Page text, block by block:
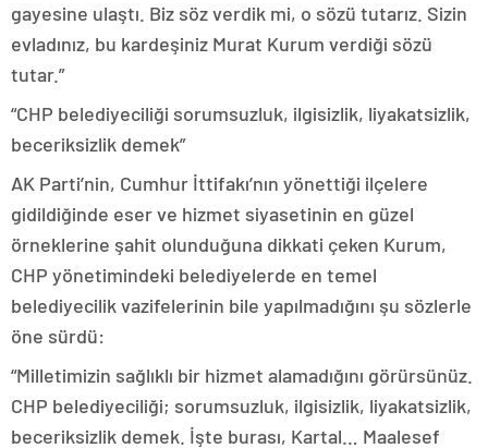
gayesine ulaştı. Biz söz verdik mi, o sözü tutarız. Sizin
evladınız, bu kardeşiniz Murat Kurum verdiği sözü
tutar.”
“CHP belediyeciliği sorumsuzluk, ilgisizlik, liyakatsizlik,
beceriksizlik demek”
AK Parti’nin, Cumhur İttifakı’nın yönettiği ilçelere
gidildiğinde eser ve hizmet siyasetinin en güzel
örneklerine şahit olunduğuna dikkati çeken Kurum,
CHP yönetimindeki belediyelerde en temel
belediyecilik vazifelerinin bile yapılmadığını şu sözlerle
öne sürdü:
“Milletimizin sağlıklı bir hizmet alamadığını görürsünüz.
CHP belediyeciliği; sorumsuzluk, ilgisizlik, liyakatsizlik,
beceriksizlik demek. İşte burası, Kartal… Maalesef